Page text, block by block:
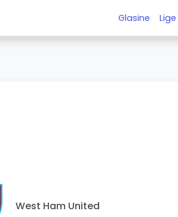
Glasine Lige
West Ham United